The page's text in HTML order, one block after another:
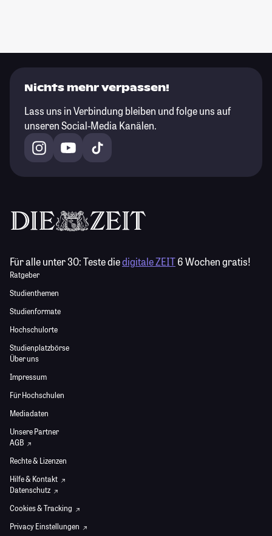
Nichts mehr verpassen!
Lass uns in Verbindung bleiben und folge uns auf
unseren Social-Media Kanälen.
Für alle unter 30:Teste diedigitale ZEIT6 Wochen gratis!
Ratgeber
Studienthemen
Studienformate
Hochschulorte
Studienplatzbörse
Über uns
Impressum
Für Hochschulen
Mediadaten
Unsere Partner
AGB
Rechte & Lizenzen
Hilfe & Kontakt
Datenschutz
Cookies & Tracking
Privacy Einstellungen